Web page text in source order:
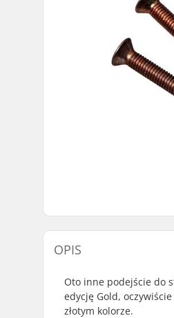
OPIS
Oto inne podejście do
edycję Gold,
złotym kolorze.